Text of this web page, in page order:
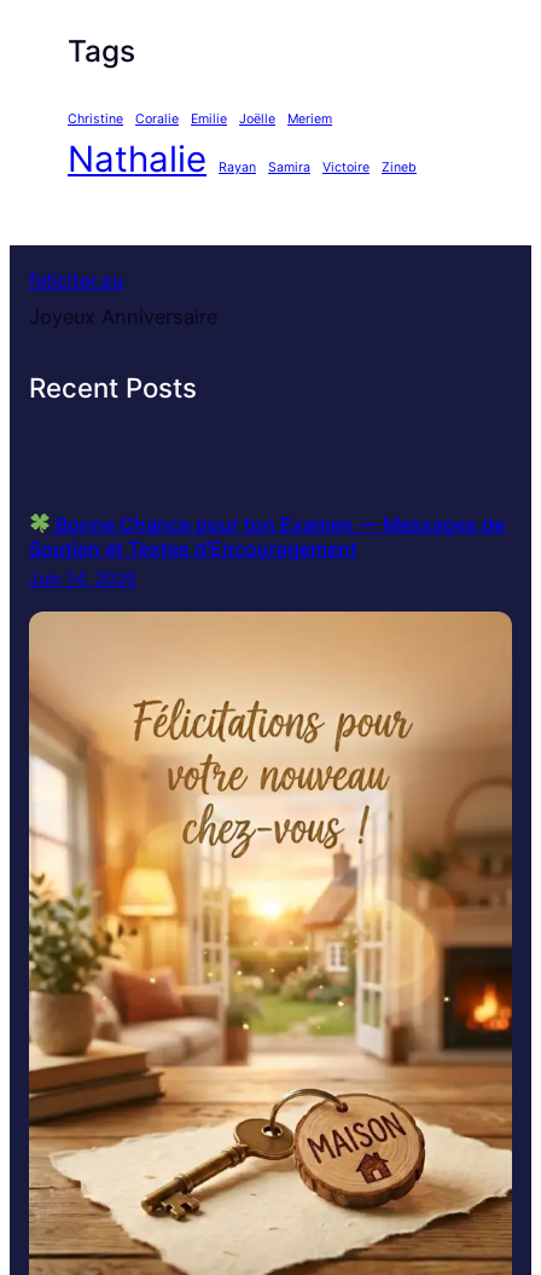
Tags
Christine Coralie Emilie Joëlle Meriem
Nathalie Rayan Samira Victoire Zineb
feliciter.su
Joyeux Anniversaire
Recent Posts
Bonne Chance pour ton Examen — Messages de
Soutien et Textes d’Encouragement
Juin 14, 2026